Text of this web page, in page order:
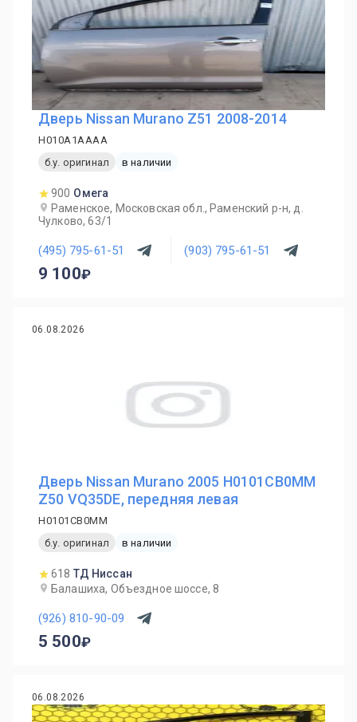
Дверь Nissan Murano Z51 2008-2014
H010A1AAAA
б.у. оригинал
в наличии
900 Омега
Раменское, Московская обл., Раменский р-н, д.
Чулково, 63/1
(495) 795-61-51 (903) 795-61-51
9 100
06.08.2026
Дверь Nissan Murano 2005 H0101CB0MM
Z50 VQ35DE, передняя левая
H0101CB0MM
б.у. оригинал
в наличии
618 ТД Ниссан
Балашиха, Объездное шоссе, 8
(926) 810-90-09
5 500
06.08.2026